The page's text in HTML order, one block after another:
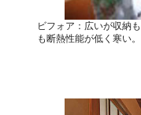
ビフォア：広いが収納
も断熱性能が低く寒い。